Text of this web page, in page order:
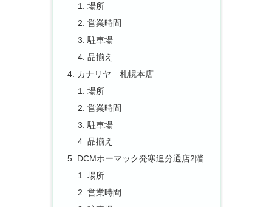
場所
営業時間
駐車場
品揃え
カナリヤ 札幌本店
場所
営業時間
駐車場
品揃え
DCMホーマック発寒追分通店2階
場所
営業時間